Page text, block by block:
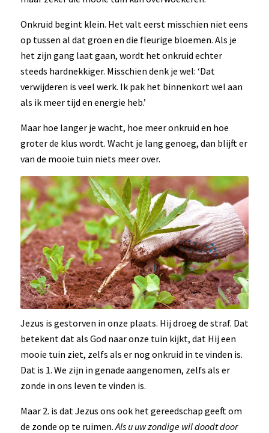
Onkruid begint klein. Het valt eerst misschien niet eens
op tussen al dat groen en die fleurige bloemen. Als je
het zijn gang laat gaan, wordt het onkruid echter
steeds hardnekkiger. Misschien denk je wel: ‘Dat
verwijderen is veel werk. Ik pak het binnenkort wel aan
als ik meer tijd en energie heb.’
Maar hoe langer je wacht, hoe meer onkruid en hoe
groter de klus wordt. Wacht je lang genoeg, dan blijft er
van de mooie tuin niets meer over.
Jezus is gestorven in onze plaats. Hij droeg de straf. Dat
betekent dat als God naar onze tuin kijkt, dat Hij een
mooie tuin ziet, zelfs als er nog onkruid in te vinden is.
Dat is 1. We zijn in genade aangenomen, zelfs als er
zonde in ons leven te vinden is.
Maar 2. is dat Jezus ons ook het gereedschap geeft om
de zonde op te ruimen.Als u uw zondige wil doodt door